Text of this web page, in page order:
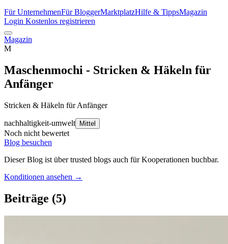
Für UnternehmenFür BloggerMarktplatzHilfe & TippsMagazin
Login Kostenlos registrieren
Magazin
M
Maschenmochi - Stricken & Häkeln für
Anfänger
Stricken & Häkeln für Anfänger
nachhaltigkeit-umwelt Mittel
Noch nicht bewertet
Blog besuchen
Dieser Blog ist über trusted blogs auch für Kooperationen buchbar.
Konditionen ansehen →
Beiträge (5)